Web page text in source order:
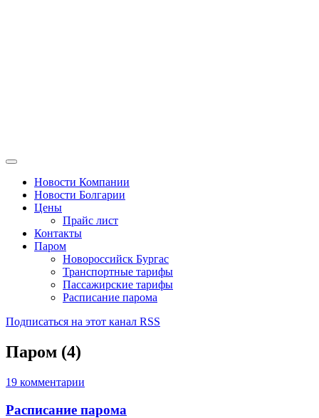
Новости Компании
Новости Болгарии
Цены
Прайс лист
Контакты
Паром
Новороссийск Бургас
Транспортные тарифы
Пассажирские тарифы
Расписание парома
Подписаться на этот канал RSS
Паром (4)
19 комментарии
Расписание парома